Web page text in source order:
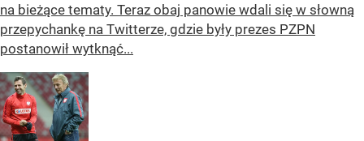
na bieżące tematy. Teraz obaj panowie wdali się w słowną
przepychankę na Twitterze, gdzie były prezes PZPN
postanowił wytknąć...